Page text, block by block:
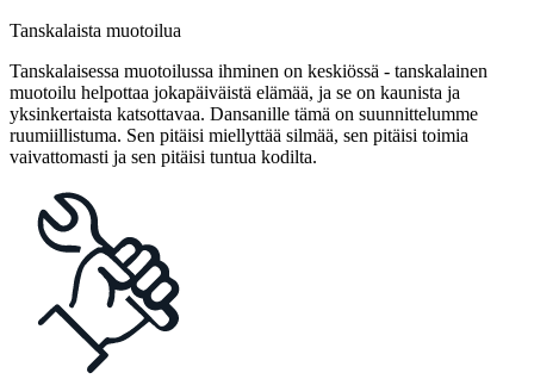
Tanskalaista muotoilua
Tanskalaisessa muotoilussa ihminen on keskiössä - tanskalainen
muotoilu helpottaa jokapäiväistä elämää, ja se on kaunista ja
yksinkertaista katsottavaa. Dansanille tämä on suunnittelumme
ruumiillistuma. Sen pitäisi miellyttää silmää, sen pitäisi toimia
vaivattomasti ja sen pitäisi tuntua kodilta.